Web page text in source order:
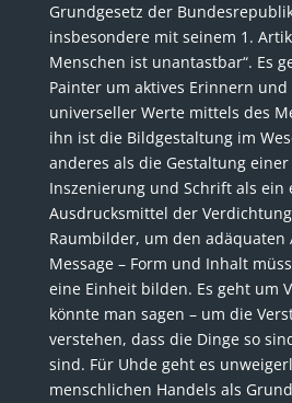
Grundgesetz der
insbesondere mit seinem 1.
Menschen ist unantastbar“. Es
Painter um aktives Erinnern
universeller Werte mittels des
ihn ist die Bildgestaltung im
anderes als die Gestaltung
Inszenierung und Schrift als ein
Ausdrucksmittel der
Raumbilder, um den adäquaten
Message – Form und Inhalt
eine Einheit bilden. Es geht um
könnte man sagen – um die
verstehen, dass die Dinge so
sind. Für Uhde geht es
menschlichen Handels als